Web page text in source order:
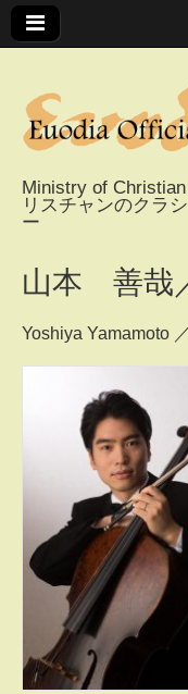
Euodia
ディア
ルウ
Ministry of
リスチャンのクラ
ー
山本 善哉
Yoshiya Yamamoto